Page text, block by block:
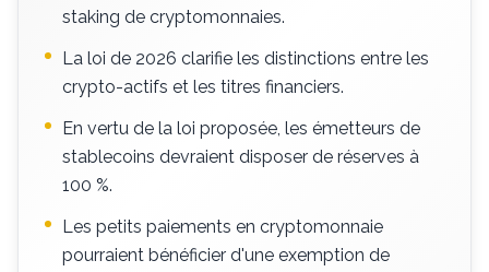
staking de cryptomonnaies.
La loi de 2026 clarifie les distinctions entre les
crypto-actifs et les titres financiers.
En vertu de la loi proposée, les émetteurs de
stablecoins devraient disposer de réserves à
100 %.
Les petits paiements en cryptomonnaie
pourraient bénéficier d'une exemption de